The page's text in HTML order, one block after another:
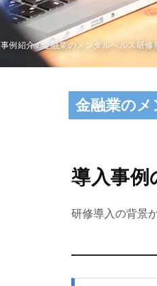
事例紹介/ 金融業のメンタルヘルス研修
金融業のメ
導入事例
研修導入の背景